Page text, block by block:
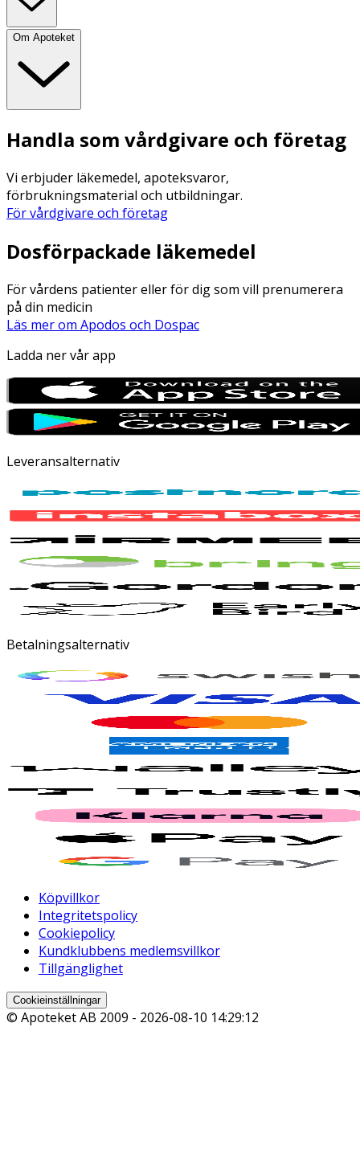
Om Apoteket
Handla som vårdgivare och företag
Vi erbjuder läkemedel, apoteksvaror,
förbrukningsmaterial och utbildningar.
För vårdgivare och företag
Dosförpackade läkemedel
För vårdens patienter eller för dig som vill prenumerera
på din medicin
Läs mer om Apodos och Dospac
Ladda ner vår app
Leveransalternativ
Betalningsalternativ
Köpvillkor
Integritetspolicy
Cookiepolicy
Kundklubbens medlemsvillkor
Tillgänglighet
Cookieinställningar
© Apoteket AB 2009 - 2026-08-10 14:29:12